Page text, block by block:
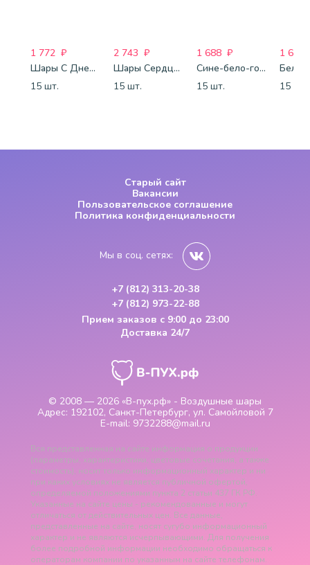
1 772 ₽
Шары С Днем Рождения
15 шт.
2 743 ₽
Шары Сердца красные
15 шт.
1 688 ₽
Сине-бело-голубые шары-пастель
15 шт.
1 688
15 шт.
© 2008 — 2026 «В-пух.рф» - Воздушные шары
Адрес: 192102, Санкт-Петербург, ул. Самойловой 7
E-mail: 9732288@mail.ru
Старый сайт
Вакансии
Пользовательское соглашение
Политика конфиденциальности
Мы в соц. сетях:
+7 (812) 313-20-38
+7 (812) 973-22-88
Прием заказов с 9:00 до 23:00
Доставка 24/7
Вся представленная на сайте информация о продукции
(параметры, характеристики, цветовые сочетания, а также
стоимость), носит только информационный характер и ни
при каких условиях не является публичной офертой,
определяемой положениями пункта 2 статьи 437 ГК РФ.
Указанные на сайте цены - рекомендованные и могут
отличаться от действительных цен. Все данные,
представленные на сайте, носят сугубо информационный
характер и не являются исчерпывающими. Для получения
более подробной информации необходимо обращаться к
операторам компании по указанным на сайте телефонам.